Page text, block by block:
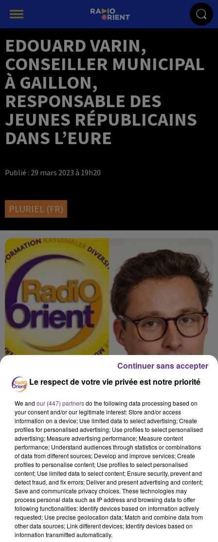
EDOUARD VARIN,
CONSEILLER MUNICIPAL
À GAILLON,
RESPONSABLE DES
JEUNES RÉPUBLICAINS
DANS L’EURE
Publié : 29 mars 2023 à 19h20
PLURIEL (FR)
Edouard Varin
29 mars 2023 - 18 min 56 sec
EDOUARD VARIN, CONSEILLER MUNICIPAL À
Le respect de votre vie privée est notre priorité
We and our (447) partnersdo the following data processing based on
your consent and/or our legitimate interest: Store and/or access
information on a device; Use limited data to select advertising; Create
profiles for personalised advertising; Use profiles to select personalised
advertising; Measure advertising performance; Measure content
performance; Understand audiences through statistics or combinations
of data from different sources; Develop and improve services; Create
profiles to personalise content; Use profiles to select personalised
content; Use limited data to select content; Ensure security, prevent and
detect fraud, and fix errors; Deliver and present advertising and content;
Save and communicate privacy choices. These technologies may
process personal data such as IP address and browsing data to offer
following functionalities: Identify devices based on information actively
requested; Use precise geolocation data; Match and combine data from
other data sources; Link different devices; Identify devices based on
information transmitted automatically.
Continuer sans accepter